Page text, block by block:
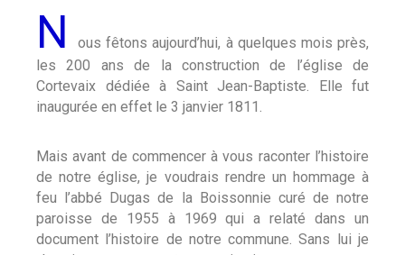
N
ous fêtons aujourd’hui, à quelques mois près,
les 200 ans de la construction de l’église de
Cortevaix dédiée à Saint Jean-Baptiste. Elle fut
inaugurée en effet le 3 janvier 1811.
Mais avant de commencer à vous raconter l’histoire
de notre église, je voudrais rendre un hommage à
feu l’abbé Dugas de la Boissonnie curé de notre
paroisse de 1955 à 1969 qui a relaté dans un
document l’histoire de notre commune. Sans lui je